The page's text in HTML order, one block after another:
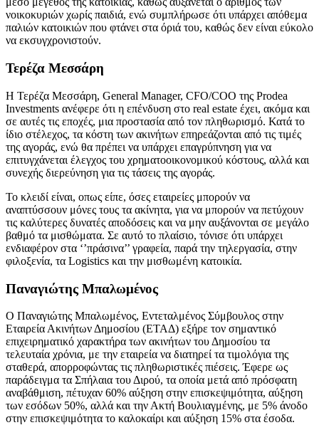
νοικοκυριών χωρίς παιδιά, ενώ συμπλήρωσε ότι υπάρχει απόθεμα
παλιών κατοικιών που φτάνει στα όριά του, καθώς δεν είναι εύκολο
να εκσυγχρονιστούν.
Τερέζα Μεσσάρη
Η Τερέζα Μεσσάρη, General Manager, CFO/COO της Prodea
Investments ανέφερε ότι η επένδυση στο real estate έχει, ακόμα και
σε αυτές τις εποχές, μια προστασία από τον πληθωρισμό. Κατά το
ίδιο στέλεχος, τα κόστη των ακινήτων επηρεάζονται από τις τιμές
της αγοράς, ενώ θα πρέπει να υπάρχει επαγρύπνηση για να
επιτυγχάνεται έλεγχος του χρηματοοικονομικού κόστους, αλλά και
συνεχής διερεύνηση για τις τάσεις της αγοράς.
Το κλειδί είναι, οπως είπε, όσες εταιρείες μπορούν να
αναπτύσσουν μόνες τους τα ακίνητα, για να μπορούν να πετύχουν
τις καλύτερες δυνατές αποδόσεις και να μην αυξάνονται σε μεγάλο
βαθμό τα μισθώματα. Σε αυτό το πλαίσιο, τόνισε ότι υπάρχει
ενδιαφέρον στα ‘’πράσινα’’ γραφεία, παρά την τηλεργασία, στην
φιλοξενία, τα Logistics και την μισθωμένη κατοικία.
Παναγιώτης Μπαλωμένος
Ο Παναγιώτης Μπαλωμένος, Εντεταλμένος Σύμβουλος στην
Εταιρεία Ακινήτων Δημοσίου (ΕΤΑΔ) εξήρε τον σημαντικό
επιχειρηματικό χαρακτήρα των ακινήτων του Δημοσίου τα
τελευταία χρόνια, με την εταιρεία να διατηρεί τα τιμολόγια της
σταθερά, απορροφώντας τις πληθωριστικές πιέσεις. Έφερε ως
παράδειγμα τα Σπήλαια του Διρού, τα οποία μετά από πρόσφατη
αναβάθμιση, πέτυχαν 60% αύξηση στην επισκεψιμότητα, αύξηση
των εσόδων 50%, αλλά και την Ακτή Βουλιαγμένης, με 5% άνοδο
στην επισκεψιμότητα το καλοκαίρι και αύξηση 15% στα έσοδα.